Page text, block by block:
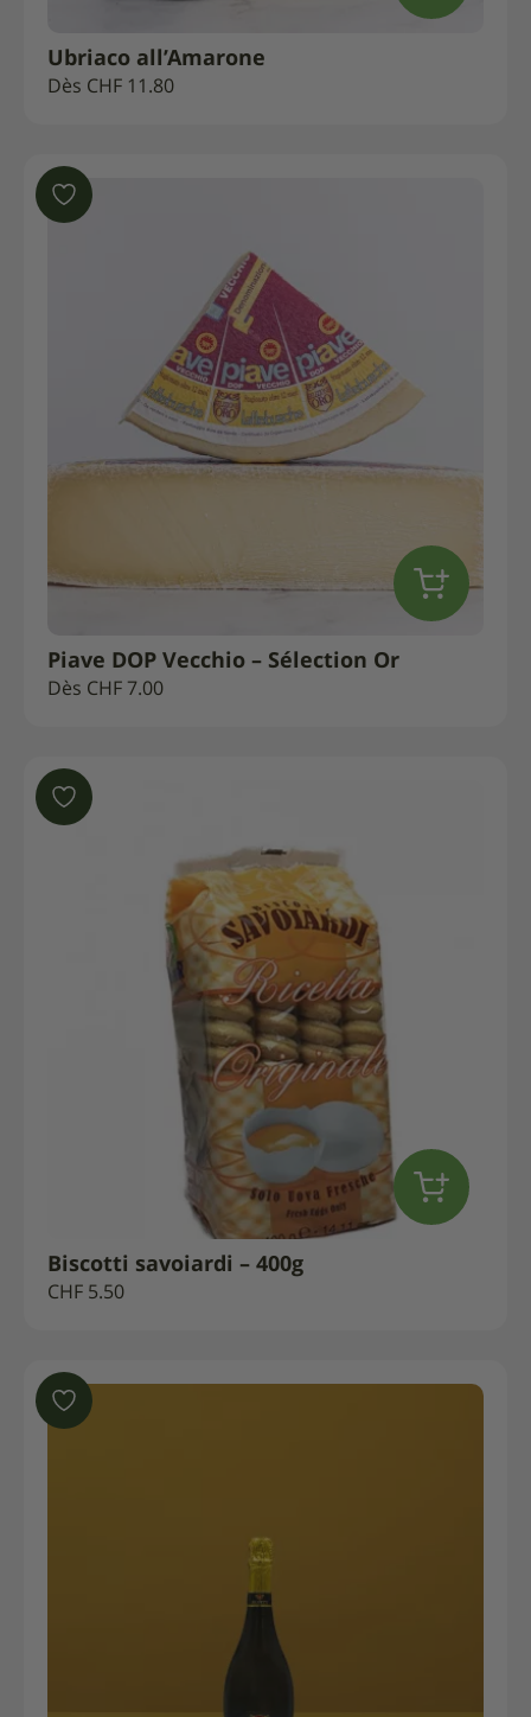
Ubriaco all’Amarone
Dès CHF 11.80
Piave DOP Vecchio – Sélection Or
Dès CHF 7.00
Biscotti savoiardi – 400g
CHF 5.50